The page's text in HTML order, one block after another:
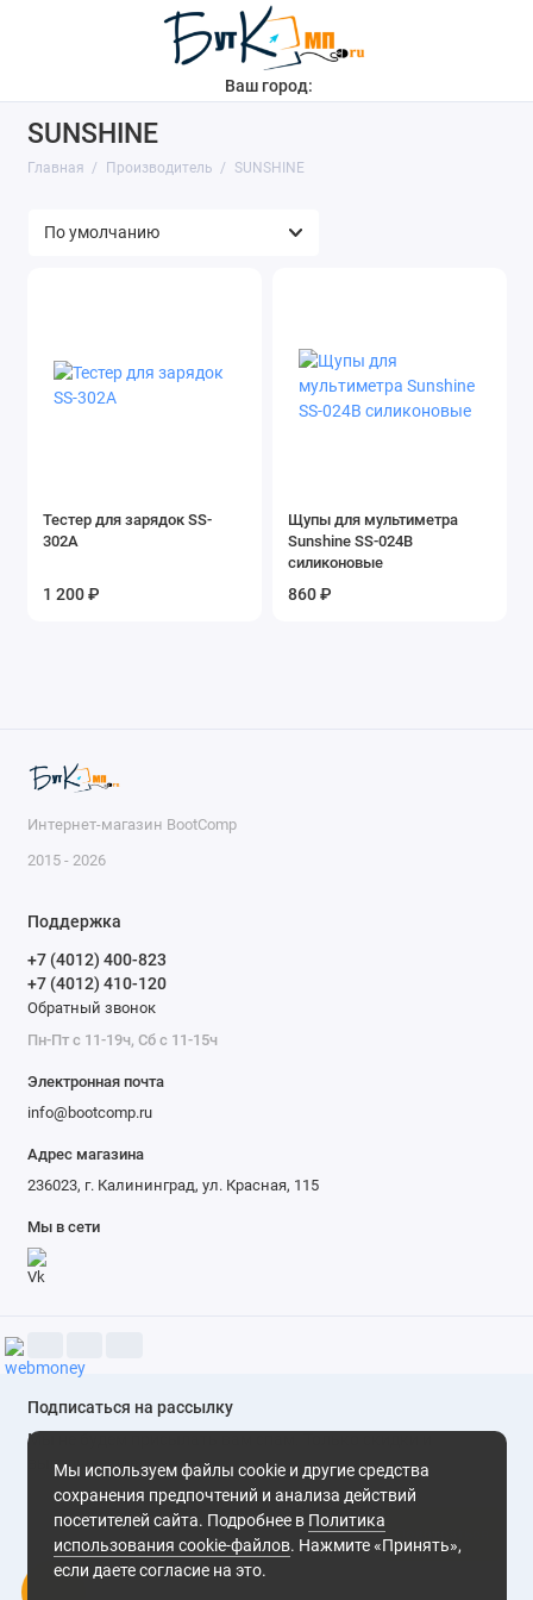
Ваш город:
SUNSHINE
Главная Производитель SUNSHINE
Тестер для зарядок SS-
302A
1 200 ₽
Щупы для мультиметра
Sunshine SS-024B
силиконовые
860 ₽
Мы используем файлы cookie и другие средства
сохранения предпочтений и анализа действий
посетителей сайта. Подробнее в Политика
использования cookie-файлов. Нажмите «Принять»,
если даете согласие на это.
Интернет-магазин BootComp
2015 - 2026
Поддержка
+7 (4012) 400-823
+7 (4012) 410-120
Обратный звонок
Пн-Пт с 11-19ч, Сб с 11-15ч
Электронная почта
info@bootcomp.ru
Адрес магазина
236023, г. Калининград, ул. Красная, 115
Мы в сети
Подписаться на рассылку
Мы не будем присылать вам спам. Только скидки и
выгодные предложения